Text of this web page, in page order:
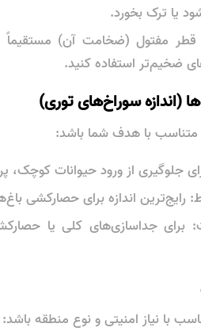
یا ترک بخورد.
مفتول (ضخامت آن) مستقیماً
ضخیم‌تر استفاده کنید.
متناسب با هدف شما باشد:
جلوگیری از ورود حیوانات
اندازه برای حصارکشی
جداسازی‌های کلی یا
با نیاز امنیتی و نوع منطقه باشد: